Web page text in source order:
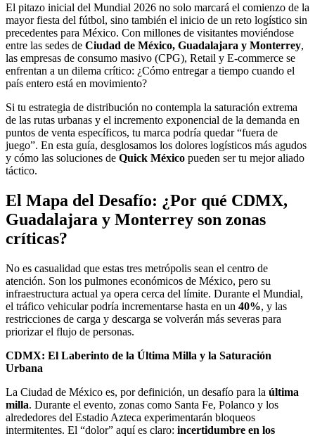
El pitazo inicial del Mundial 2026 no solo marcará el comienzo de la
mayor fiesta del fútbol, sino también el inicio de un reto logístico sin
precedentes para México. Con millones de visitantes moviéndose
entre las sedes de Ciudad de México, Guadalajara y Monterrey,
las empresas de consumo masivo (CPG), Retail y E-commerce se
enfrentan a un dilema crítico: ¿Cómo entregar a tiempo cuando el
país entero está en movimiento?
Si tu estrategia de distribución no contempla la saturación extrema
de las rutas urbanas y el incremento exponencial de la demanda en
puntos de venta específicos, tu marca podría quedar “fuera de
juego”. En esta guía, desglosamos los dolores logísticos más agudos
y cómo las soluciones de Quick México pueden ser tu mejor aliado
táctico.
El Mapa del Desafío: ¿Por qué CDMX,
Guadalajara y Monterrey son zonas
críticas?
No es casualidad que estas tres metrópolis sean el centro de
atención. Son los pulmones económicos de México, pero su
infraestructura actual ya opera cerca del límite. Durante el Mundial,
el tráfico vehicular podría incrementarse hasta en un 40%, y las
restricciones de carga y descarga se volverán más severas para
priorizar el flujo de personas.
CDMX: El Laberinto de la Última Milla y la Saturación
Urbana
La Ciudad de México es, por definición, un desafío para la última
milla. Durante el evento, zonas como Santa Fe, Polanco y los
alrededores del Estadio Azteca experimentarán bloqueos
intermitentes. El “dolor” aquí es claro: incertidumbre en los